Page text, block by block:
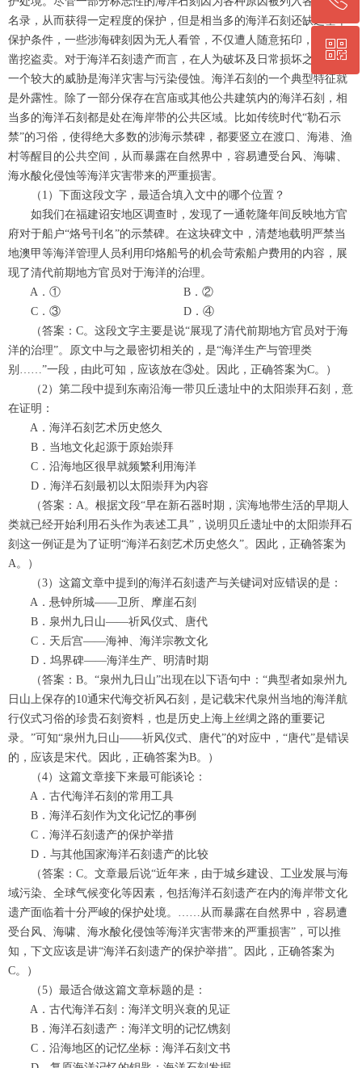
名录，从而获得一定程度的保护，但是相当多的海洋石刻还缺乏基本
保护条件，一些涉海碑刻因为无人看管，不仅遭人随意拓印，甚至被
凿挖盗卖。对于海洋石刻遗产而言，在人为破坏及日常损坏之外，另
一个较大的威胁是海洋灾害与污染侵蚀。海洋石刻的一个典型特征就
是外露性。除了一部分保存在宫庙或其他公共建筑内的海洋石刻，相
当多的海洋石刻都是处在海岸带的公共区域。比如传统时代“勒石示
禁”的习俗，使得绝大多数的涉海示禁碑，都要竖立在渡口、海港、渔
村等醒目的公共空间，从而暴露在自然界中，容易遭受台风、海啸、
海水酸化侵蚀等海洋灾害带来的严重损害。
（1）下面这段文字，最适合填入文中的哪个位置？
如我们在福建诏安地区调查时，发现了一通乾隆年间反映地方官
府对于船户“烙号刊名”的示禁碑。在这块碑文中，清楚地载明严禁当
地澳甲等海洋管理人员利用印烙船号的机会苛索船户费用的内容，展
现了清代前期地方官员对于海洋的治理。
A．① B．②
C．③ D．④
（答案：C。这段文字主要是说“展现了清代前期地方官员对于海
洋的治理”。原文中与之最密切相关的，是“海洋生产与管理类
别……”一段，由此可知，应该放在③处。因此，正确答案为C。）
（2）第二段中提到东南沿海一带贝丘遗址中的太阳崇拜石刻，意
在证明：
A．海洋石刻艺术历史悠久
B．当地文化起源于原始崇拜
C．沿海地区很早就频繁利用海洋
D．海洋石刻最初以太阳崇拜为内容
（答案：A。根据文段“早在新石器时期，滨海地带生活的早期人
类就已经开始利用石头作为表述工具”，说明贝丘遗址中的太阳崇拜石
刻这一例证是为了证明“海洋石刻艺术历史悠久”。因此，正确答案为
A。）
（3）这篇文章中提到的海洋石刻遗产与关键词对应错误的是：
A．悬钟所城——卫所、摩崖石刻
B．泉州九日山——祈风仪式、唐代
C．天后宫——海神、海洋宗教文化
D．坞界碑——海洋生产、明清时期
（答案：B。“泉州九日山”出现在以下语句中：“典型者如泉州九
日山上保存的10通宋代海交祈风石刻，是记载宋代泉州当地的海洋航
行仪式习俗的珍贵石刻资料，也是历史上海上丝绸之路的重要记
录。”可知“泉州九日山——祈风仪式、唐代”的对应中，“唐代”是错误
的，应该是宋代。因此，正确答案为B。）
（4）这篇文章接下来最可能谈论：
A．古代海洋石刻的常用工具
B．海洋石刻作为文化记忆的事例
C．海洋石刻遗产的保护举措
D．与其他国家海洋石刻遗产的比较
（答案：C。文章最后说“近年来，由于城乡建设、工业发展与海
域污染、全球气候变化等因素，包括海洋石刻遗产在内的海岸带文化
遗产面临着十分严峻的保护处境。……从而暴露在自然界中，容易遭
受台风、海啸、海水酸化侵蚀等海洋灾害带来的严重损害”，可以推
知，下文应该是讲“海洋石刻遗产的保护举措”。因此，正确答案为
C。）
（5）最适合做这篇文章标题的是：
A．古代海洋石刻：海洋文明兴衰的见证
B．海洋石刻遗产：海洋文明的记忆镌刻
C．沿海地区的记忆坐标：海洋石刻文书
0564-5330860
ꀥ
微信二维码